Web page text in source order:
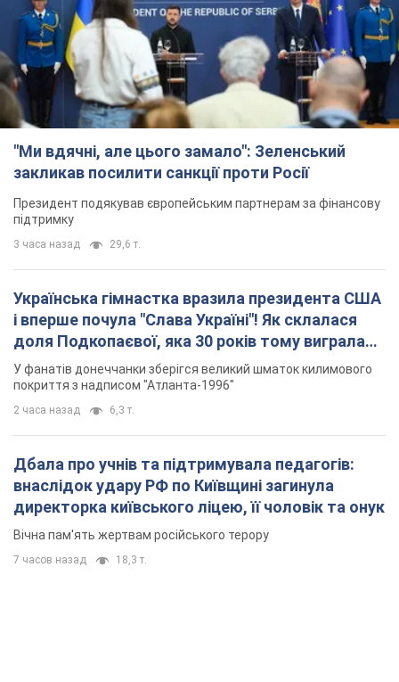
"Ми вдячні, але цього замало": Зеленський
закликав посилити санкції проти Росії
Президент подякував європейським партнерам за фінансову
підтримку
3 часа назад 29,6 т.
Українська гімнастка вразила президента США
і вперше почула "Слава Україні"! Як склалася
доля Подкопаєвої, яка 30 років тому виграла
"золото" Олімпіади
У фанатів донеччанки зберігся великий шматок килимового
покриття з надписом "Атланта-1996"
2 часа назад 6,3 т.
Дбала про учнів та підтримувала педагогів:
внаслідок удару РФ по Київщині загинула
директорка київського ліцею, її чоловік та онук
Вічна пам'ять жертвам російського терору
7 часов назад 18,3 т.